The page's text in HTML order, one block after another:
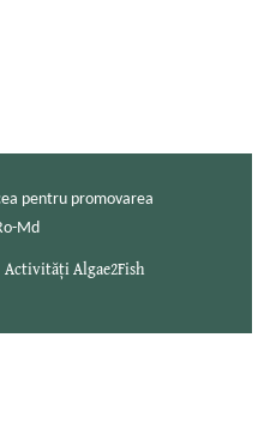
pentru promovarea
Md
Activități Algae2Fish